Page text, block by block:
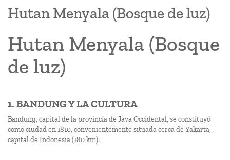
Hutan Menyala (Bosque de luz)
Hutan Menyala (Bosque
de luz)
1. BANDUNG Y LA CULTURA
Bandung, capital de la provincia de Java Occidental, se constituyó
como ciudad en 1810, convenientemente situada cerca de Yakarta,
capital de Indonesia (180 km).